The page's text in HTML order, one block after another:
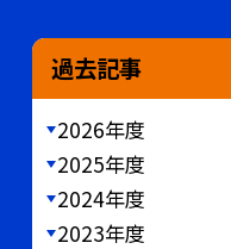
過去記事
2026年度
2025年度
2024年度
2023年度